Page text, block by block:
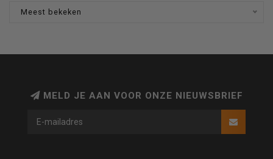
Meest bekeken
MELD JE AAN VOOR ONZE NIEUWSBRIEF